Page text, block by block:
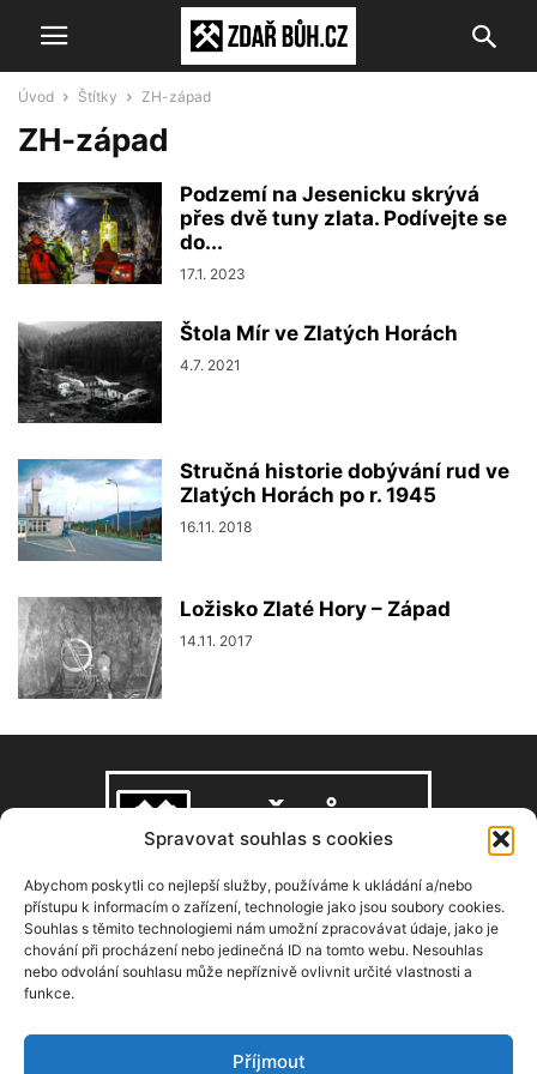
Spravovat souhlas s cookies
Abychom poskytli co nejlepší služby, používáme k ukládání a/nebo
přístupu k informacím o zařízení, technologie jako jsou soubory cookies.
Souhlas s těmito technologiemi nám umožní zpracovávat údaje, jako je
chování při procházení nebo jedinečná ID na tomto webu. Nesouhlas
nebo odvolání souhlasu může nepříznivě ovlivnit určité vlastnosti a
funkce.
Příjmout
Úvod Štítky ZH-západ
ZH-západ
Podzemí na Jesenicku skrývá
přes dvě tuny zlata. Podívejte se
do...
17.1. 2023
Štola Mír ve Zlatých Horách
4.7. 2021
Stručná historie dobývání rud ve
Zlatých Horách po r. 1945
16.11. 2018
Ložisko Zlaté Hory – Západ
14.11. 2017
O NÁS